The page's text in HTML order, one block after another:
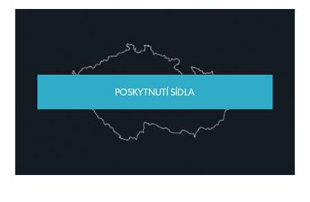
POSKYTNUTÍ SÍDLA